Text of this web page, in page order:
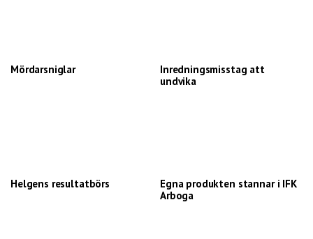
Mördarsniglar
Inredningsmisstag att
undvika
Helgens resultatbörs
Egna produkten stannar i IFK
Arboga